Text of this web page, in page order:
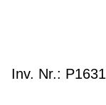
Inv. Nr.: P1631